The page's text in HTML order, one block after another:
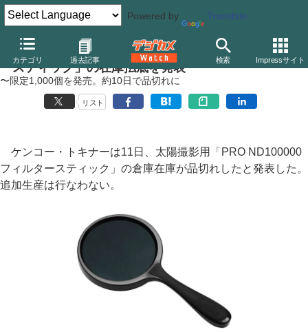
Powered by Translate
カテゴリ 過去記事 検索 Impressサイト
ケンコー・トキナー、金環日食撮影向け「NDフィルタ
ースティック」の在庫払底を発表
〜限定1,000個を発売。約10日で品切れに
リスト
ケンコー・トキナーは11日、太陽撮影用「PRO ND100000
フィルタースティック」の倉庫在庫が品切れしたと発表した。
追加生産は行なわない。